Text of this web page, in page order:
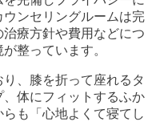
ンセリングルームは完
療方針や費用などにつ
整っています。
、膝を折って座れるタ
体にフィットするふか
も「心地よくて寝てし